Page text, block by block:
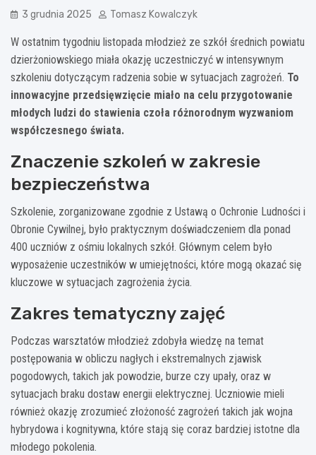
3 grudnia 2025 Tomasz Kowalczyk
W ostatnim tygodniu listopada młodzież ze szkół średnich powiatu
dzierżoniowskiego miała okazję uczestniczyć w intensywnym
szkoleniu dotyczącym radzenia sobie w sytuacjach zagrożeń. To
innowacyjne przedsięwzięcie miało na celu przygotowanie
młodych ludzi do stawienia czoła różnorodnym wyzwaniom
współczesnego świata.
Znaczenie szkoleń w zakresie
bezpieczeństwa
Szkolenie, zorganizowane zgodnie z Ustawą o Ochronie Ludności i
Obronie Cywilnej, było praktycznym doświadczeniem dla ponad
400 uczniów z ośmiu lokalnych szkół. Głównym celem było
wyposażenie uczestników w umiejętności, które mogą okazać się
kluczowe w sytuacjach zagrożenia życia.
Zakres tematyczny zajęć
Podczas warsztatów młodzież zdobyła wiedzę na temat
postępowania w obliczu nagłych i ekstremalnych zjawisk
pogodowych, takich jak powodzie, burze czy upały, oraz w
sytuacjach braku dostaw energii elektrycznej. Uczniowie mieli
również okazję zrozumieć złożoność zagrożeń takich jak wojna
hybrydowa i kognitywna, które stają się coraz bardziej istotne dla
młodego pokolenia.